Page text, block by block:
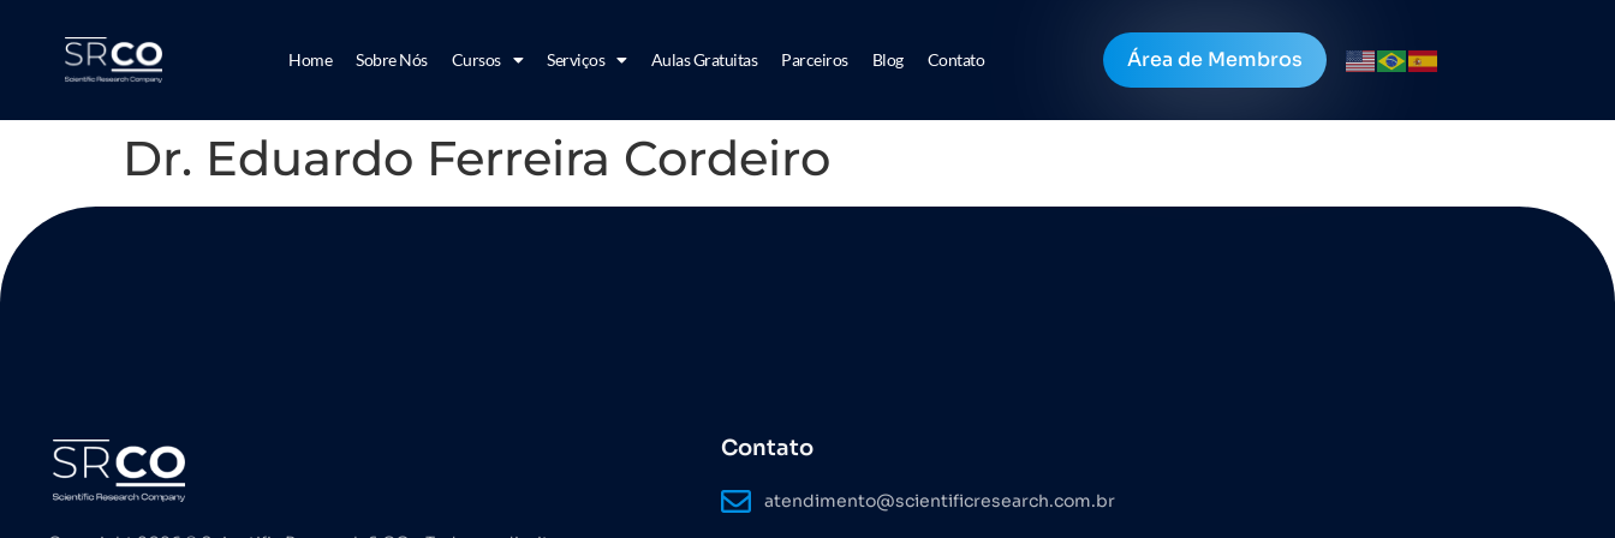
Home Sobre Nós Cursos Serviços Aulas Gratuitas Parceiros Blog Contato Área de Membros
Dr. Eduardo Ferreira Cordeiro
Contato
atendimento@scientificresearch.com.br